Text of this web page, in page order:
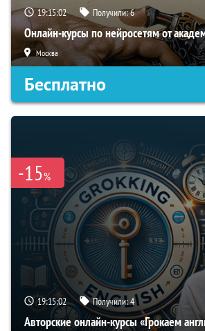
19:15:01 Получили:6
Онлайн-курсы по нейросетям от
Москва
Бесплатно
-15%
19:15:01 Получили:4
Авторские онлайн-курсы «Грокаем